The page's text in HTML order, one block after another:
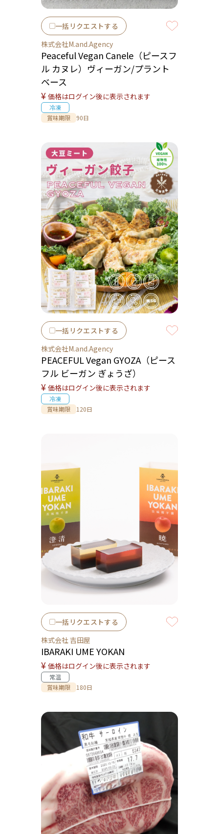
一括リクエストする
株式会社M.and.Agency
Peaceful Vegan Canele（ピースフ
ル カヌレ）ヴィーガン/プラント
ベース
¥ 価格はログイン後に表示されます
冷凍
賞味期限
90日
一括リクエストする
株式会社M.and.Agency
PEACEFUL Vegan GYOZA（ピース
フル ビーガン ぎょうざ）
¥ 価格はログイン後に表示されます
冷凍
賞味期限
120日
一括リクエストする
株式会社 吉田屋
IBARAKI UME YOKAN
¥ 価格はログイン後に表示されます
常温
賞味期限
180日